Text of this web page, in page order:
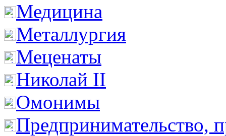
Медицина
Металлургия
Меценаты
Николай II
Омонимы
Предпринимательство,